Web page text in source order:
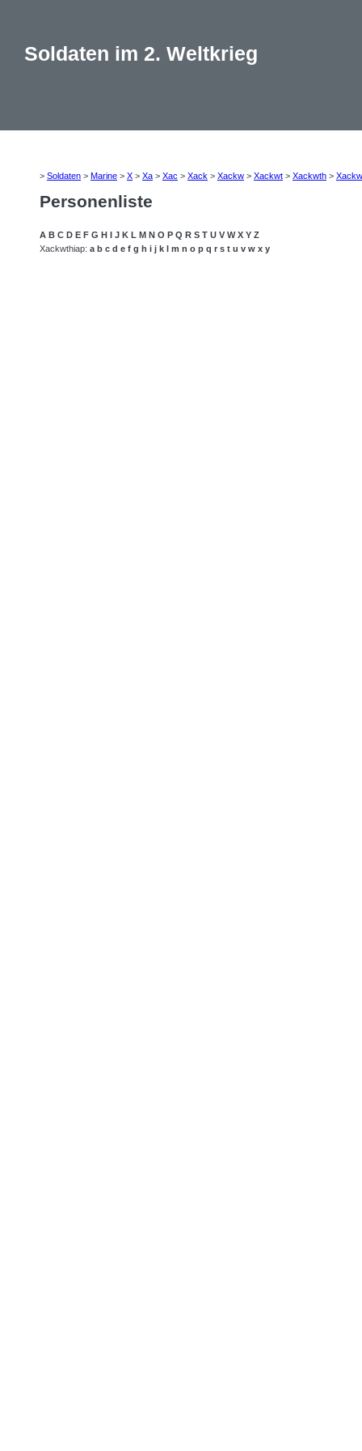
Soldaten im 2. Weltkrieg
> Soldaten > Marine > X > Xa > Xac > Xack > Xackw > Xackwt > Xackwth >
Personenliste
A B C D E F G H I J K L M N O P Q R S T U V W X Y Z
Xackwthiap: a b c d e f g h i j k l m n o p q r s t u v w x y